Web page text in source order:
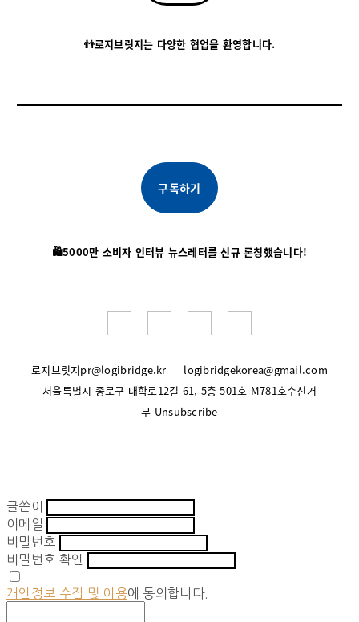
👬로지브릿지는 다양한 협업을 환영합니다.
구독하기
🛍️5000만 소비자 인터뷰 뉴스레터를 신규 론칭했습니다!
로지브릿지pr@logibridge.kr │ logibridgekorea@gmail.com
서울특별시 종로구 대학로12길 61, 5층 501호 M781호수신거
부 Unsubscribe
글쓴이
이메일
비밀번호
비밀번호 확인
개인정보 수집 및 이용에 동의합니다.